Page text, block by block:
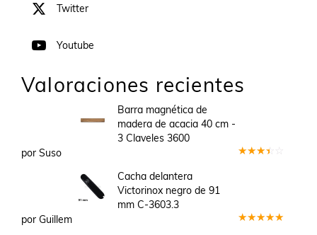
Twitter
Youtube
Valoraciones recientes
Barra magnética de
madera de acacia 40 cm -
3 Claveles 3600
por Suso
Cacha delantera
Victorinox negro de 91
mm C-3603.3
por Guillem